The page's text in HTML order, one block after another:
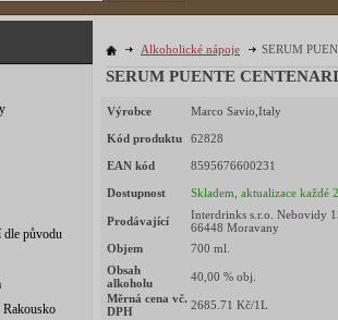
dle původu
Alkoholické nápoje SERUM
SERUM PUENTE
Výrobce Marco Savio,Italy
Kód produktu 62828
EAN kód 8595676600231
Dostupnost Skladem, aktualizace každé
Prodávající
Interdrinks s.r.o. Nebovidy
66448 Moravany
Objem
700 ml.
Obsah
alkoholu
40,00 % obj.
Měrná cena vč.
DPH
2685.71 Kč/1L